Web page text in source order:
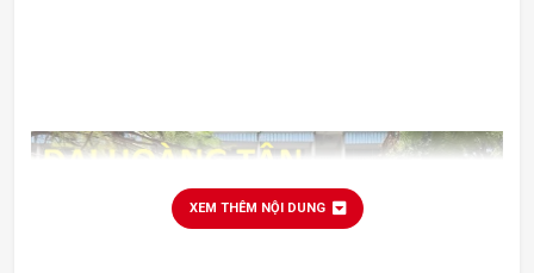
XEM THÊM NỘI DUNG